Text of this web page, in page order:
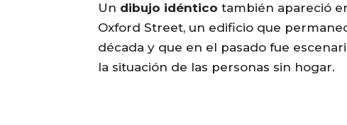
Un dibujo idéntico también apareció
Oxford Street, un edificio que
década y que en el pasado fue
la situación de las personas sin hogar.